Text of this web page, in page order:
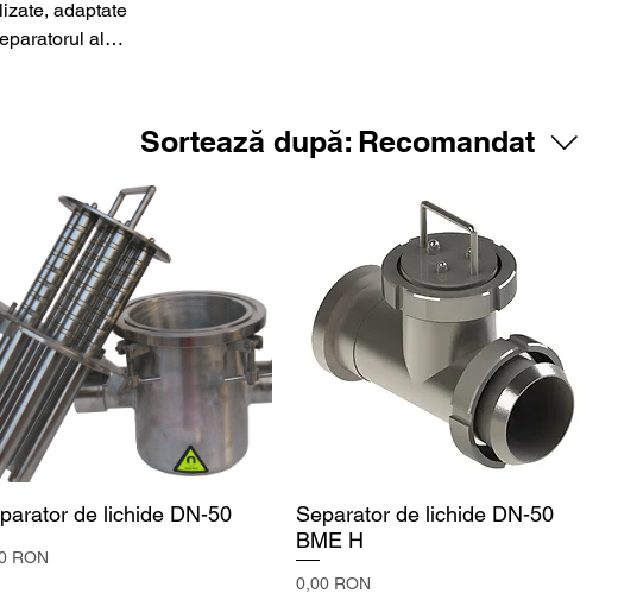
adaptate
ales
sau
Sortează după: Recomandat
de lichide DN-50
RON
Separator de lichide DN-50
BME H
Preț
0,00 RON